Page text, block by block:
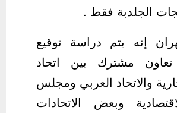
الجلدبة فقط .
إنه يتم دراسة توقيع
تعاون مشترك بين اتحاد
والاتحاد العربي ومجلس
وبعض الاتحادات